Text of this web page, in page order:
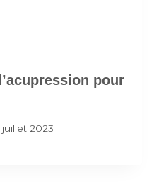
pour
juillet 2023